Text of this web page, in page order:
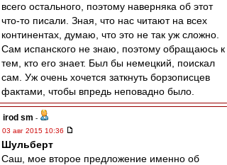
всего остального, поэтому наверняка об этот
что-то писали. Зная, что нас читают на всех
континентах, думаю, что это не так уж сложно.
Сам испанского не знаю, поэтому обращаюсь к
тем, кто его знает. Был бы немецкий, поискал
сам. Уж очень хочется заткнуть борзописцев
фактами, чтобы впредь неповадно было.
irod sm -
03 авг 2015 10:36
Шульберт
Саш, мое второе предложение именно об